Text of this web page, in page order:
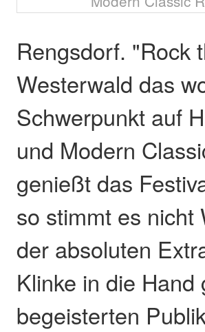
Rengsdorf. "Rock
Westerwald das
Schwerpunkt auf
und Modern
genießt das
so stimmt es nicht
der absoluten
Klinke in die
begeisterten